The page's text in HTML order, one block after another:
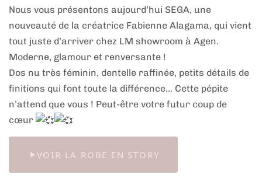
Nous vous présentons aujourd’hui SEGA, une
nouveauté de la créatrice Fabienne Alagama, qui vient
tout juste d’arriver chez LM showroom à Agen.
Moderne, glamour et renversante !
Dos nu très féminin, dentelle raffinée, petits détails de
finitions qui font toute la différence… Cette pépite
n’attend que vous ! Peut-être votre futur coup de
cœur
VOIR LA ROBE EN STORY